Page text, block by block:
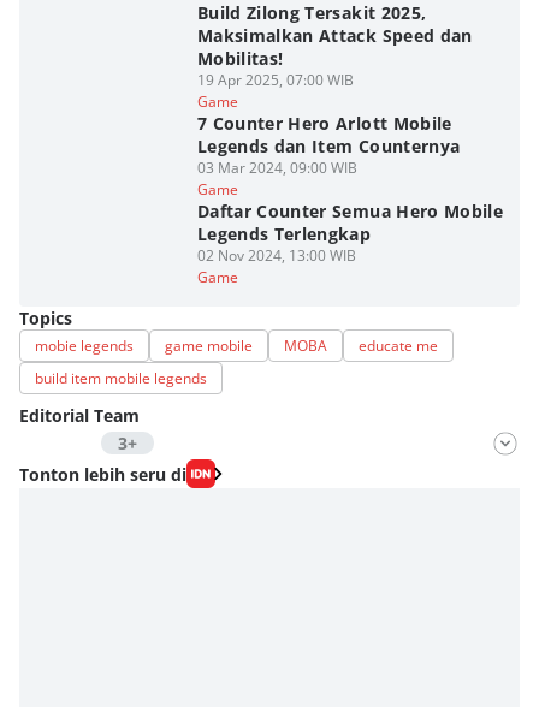
Build Zilong Tersakit 2025,
Maksimalkan Attack Speed dan
Mobilitas!
19 Apr 2025, 07:00 WIB
Game
7 Counter Hero Arlott Mobile
Legends dan Item Counternya
03 Mar 2024, 09:00 WIB
Game
Daftar Counter Semua Hero Mobile
Legends Terlengkap
02 Nov 2024, 13:00 WIB
Game
Topics
mobie legends game mobile MOBA
educate me
build item mobile legends
Editorial Team
3+
Editor
Nadia Agatha Pramesthi
Tonton lebih seru di